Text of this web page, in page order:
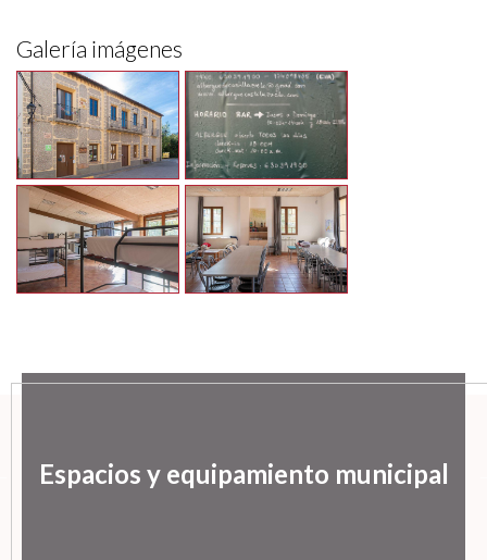
Galería imágenes
Espacios y equipamiento municipal